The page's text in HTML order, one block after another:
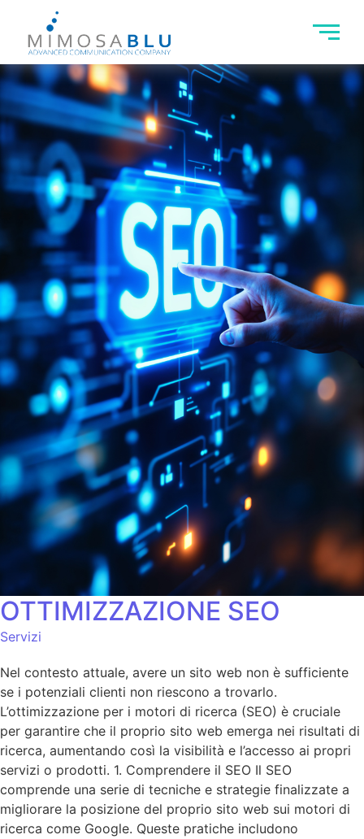
OTTIMIZZAZIONE SEO
Servizi
Nel contesto attuale, avere un sito web non è sufficiente
se i potenziali clienti non riescono a trovarlo.
L’ottimizzazione per i motori di ricerca (SEO) è cruciale
per garantire che il proprio sito web emerga nei risultati di
ricerca, aumentando così la visibilità e l’accesso ai propri
servizi o prodotti. 1. Comprendere il SEO Il SEO
comprende una serie di tecniche e strategie finalizzate a
migliorare la posizione del proprio sito web sui motori di
ricerca come Google. Queste pratiche includono